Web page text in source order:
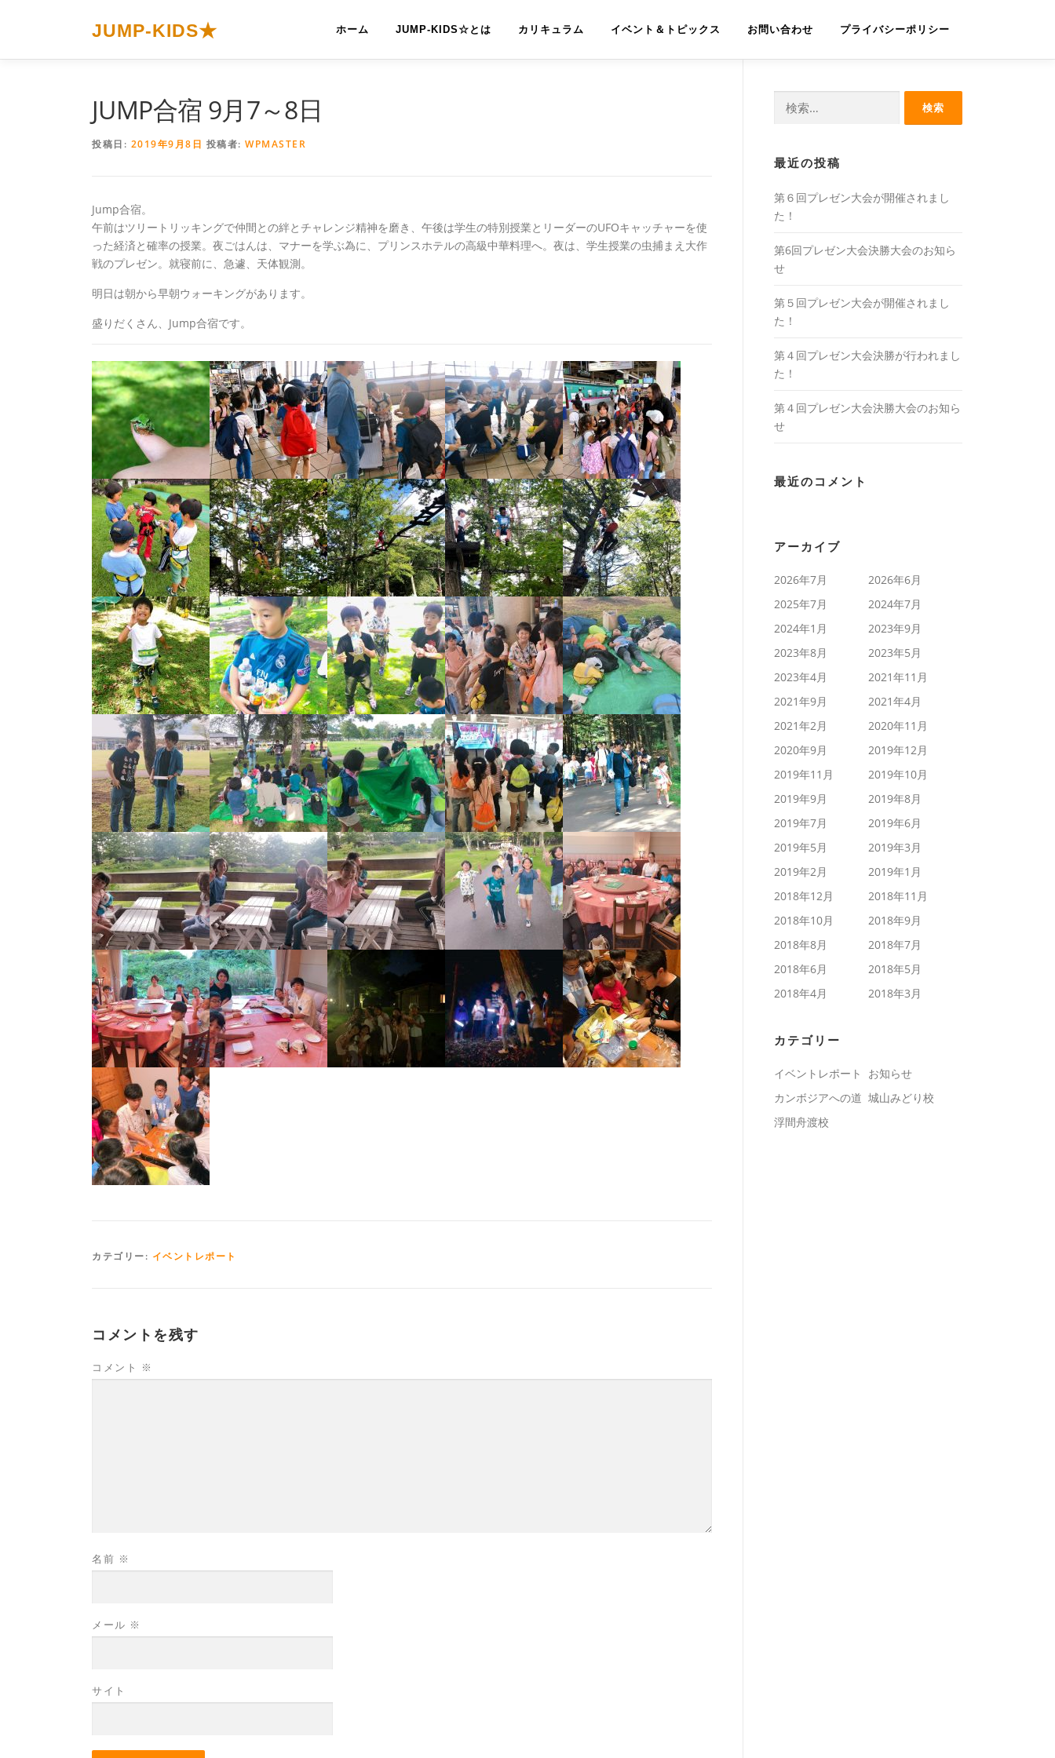
ン
JUMP-KIDS★ ホーム JUMP-KIDS☆とは カリキュラム イベント＆トピックス お問い合わせ プライバシーポリシー
JUMP合宿 9月7～8日
投稿日: 2019年9月8日 投稿者: WPMASTER
Jump合宿。
午前はツリートリッキングで仲間との絆とチャレンジ精神を磨き、午後は学生の特別授業とリーダーのUFOキャッチャーを使
った経済と確率の授業。夜ごはんは、マナーを学ぶ為に、プリンスホテルの高級中華料理へ。夜は、学生授業の虫捕まえ大作
戦のプレゼン。就寝前に、急遽、天体観測。
明日は朝から早朝ウォーキングがあります。
盛りだくさん、Jump合宿です。
カテゴリー: イベントレポート
コメントを残す
コメント ※
名前 ※
メール ※
サイト
最近の投稿
第６回プレゼン大会が開催されまし
た！
第6回プレゼン大会決勝大会のお知ら
せ
第５回プレゼン大会が開催されまし
た！
第４回プレゼン大会決勝が行われまし
た！
第４回プレゼン大会決勝大会のお知ら
せ
最近のコメント
アーカイブ
2026年7月
2026年6月
2025年7月
2024年7月
2024年1月
2023年9月
2023年8月
2023年5月
2023年4月
2021年11月
2021年9月
2021年4月
2021年2月
2020年11月
2020年9月
2019年12月
2019年11月
2019年10月
2019年9月
2019年8月
2019年7月
2019年6月
2019年5月
2019年3月
2019年2月
2019年1月
2018年12月
2018年11月
2018年10月
2018年9月
2018年8月
2018年7月
2018年6月
2018年5月
2018年4月
2018年3月
カテゴリー
イベントレポート
お知らせ
カンボジアへの道 城山みどり校
浮間舟渡校